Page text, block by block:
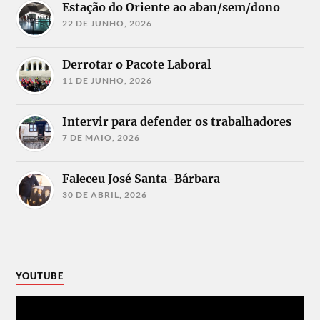
Estação do Oriente ao aban/sem/dono
22 DE JUNHO, 2026
Derrotar o Pacote Laboral
11 DE JUNHO, 2026
Intervir para defender os trabalhadores
7 DE MAIO, 2026
Faleceu José Santa-Bárbara
30 DE ABRIL, 2026
YOUTUBE